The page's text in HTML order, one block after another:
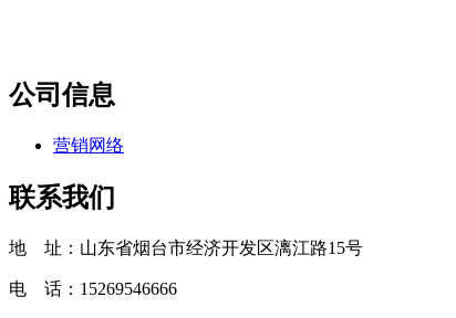
公司信息
营销网络
联系我们
地 址：山东省烟台市经济开发区漓江路15号
电 话：15269546666